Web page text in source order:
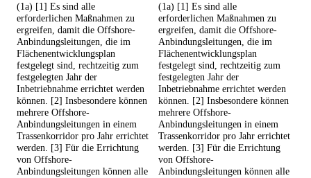
(1a) [1] Es sind alle
erforderlichen Maßnahmen zu
ergreifen, damit die Offshore-
Anbindungsleitungen, die im
Flächenentwicklungsplan
festgelegt sind, rechtzeitig zum
festgelegten Jahr der
Inbetriebnahme errichtet werden
können. [2] Insbesondere können
mehrere Offshore-
Anbindungsleitungen in einem
Trassenkorridor pro Jahr errichtet
werden. [3] Für die Errichtung
von Offshore-
Anbindungsleitungen können alle
(1a) [1] Es sind alle
erforderlichen Maßnahmen zu
ergreifen, damit die Offshore-
Anbindungsleitungen, die im
Flächenentwicklungsplan
festgelegt sind, rechtzeitig zum
festgelegten Jahr der
Inbetriebnahme errichtet werden
können. [2] Insbesondere können
mehrere Offshore-
Anbindungsleitungen in einem
Trassenkorridor pro Jahr errichtet
werden. [3] Für die Errichtung
von Offshore-
Anbindungsleitungen können alle